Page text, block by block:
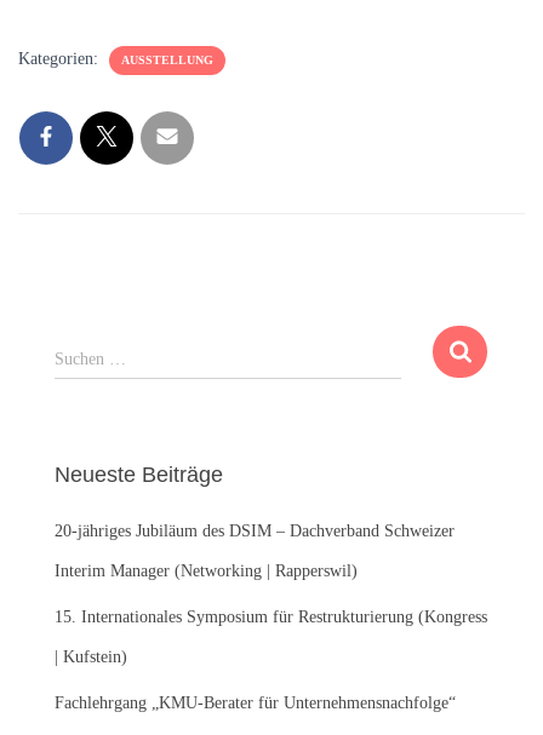
Kategorien: AUSSTELLUNG
S
u
n
a
c
:
Suchen …
Neueste Beiträge
20-jähriges Jubiläum des DSIM – Dachverband Schweizer
Interim Manager (Networking | Rapperswil)
15. Internationales Symposium für Restrukturierung (Kongress
| Kufstein)
Fachlehrgang „KMU-Berater für Unternehmensnachfolge“